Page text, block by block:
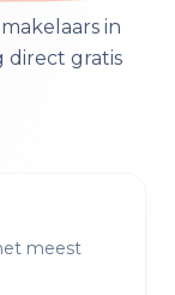
in
direct gratis
meest